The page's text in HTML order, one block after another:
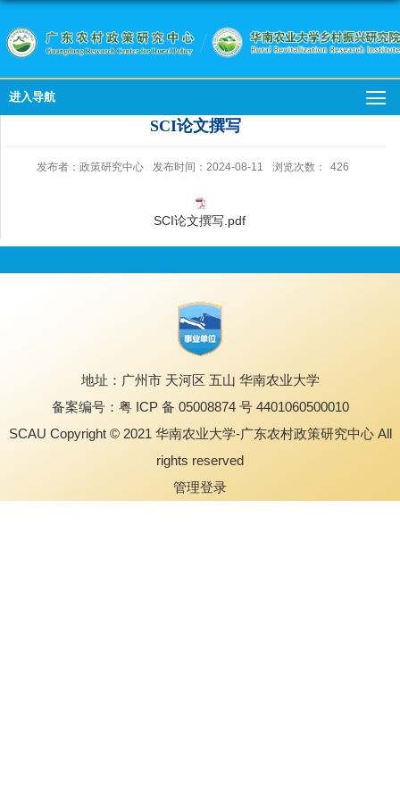
进入导航
SCI论文撰写
发布者：政策研究中心 发布时间：2024-08-11 浏览次数： 426
SCI论文撰写.pdf
地址：广州市 天河区 五山 华南农业大学
备案编号：粤 ICP 备 05008874 号 4401060500010
SCAU Copyright © 2021 华南农业大学-广东农村政策研究中心 All
rights reserved
管理登录